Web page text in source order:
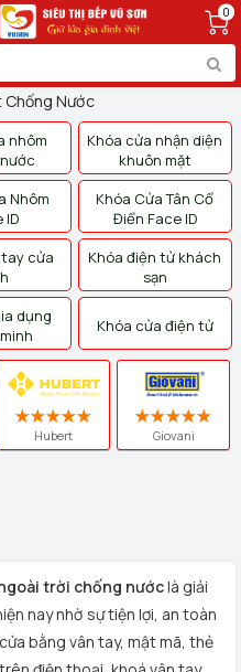
0
Chống Nước
nhôm
Khóa cửa nhận diện
khuôn mặt
Nhôm
ID
Khóa Cửa Tân Cổ
Điển Face ID
cửa
Khóa điện tử khách
sạn
dụng
Khóa cửa điện tử
Hubert Giovani
trời chống nướclà giải
nay nhờ sự tiện lợi, an toàn
bằng vân tay, mật mã, thẻ